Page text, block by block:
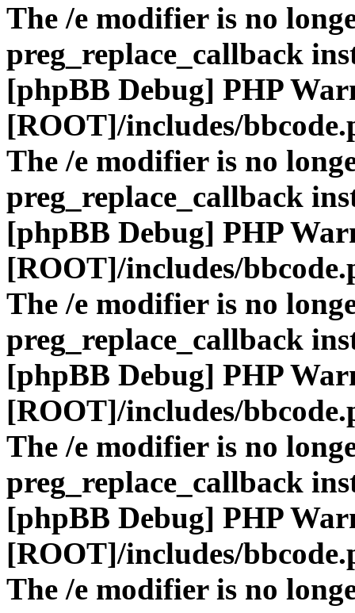
The /e modifier is no
preg_replace_callback
[phpBB Debug] PHP
[ROOT]/includes/
The /e modifier is no
preg_replace_callback
[phpBB Debug] PHP
[ROOT]/includes/
The /e modifier is no
preg_replace_callback
[phpBB Debug] PHP
[ROOT]/includes/
The /e modifier is no
preg_replace_callback
[phpBB Debug] PHP
[ROOT]/includes/
The /e modifier is no